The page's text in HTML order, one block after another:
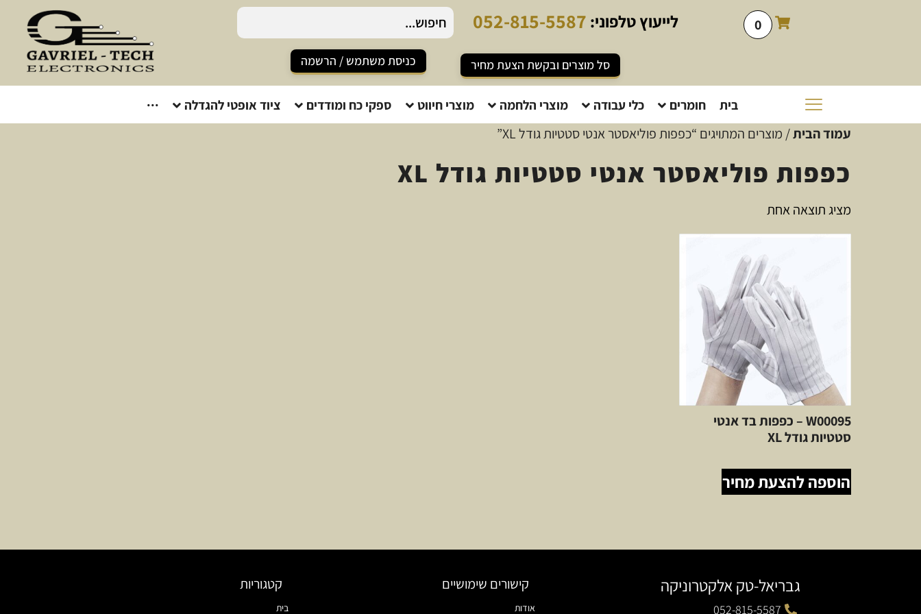
0 לייעוץטלפוני: 052-815-5587
סל מוצרים ובקשת הצעת מחיר כניסת משתמש / הרשמה
בית חומרים כלי עבודה מוצרי הלחמה מוצרי חיווט ספקי כח ומודדים ציוד אופטי להגדלה ···
עמוד הבית/ מוצרים המתויגים “כפפות פוליאסטר אנטי סטטיות גודל XL”
כפפות פוליאסטר אנטי סטטיות גודל XL
מציג תוצאה אחת
W00095 – כפפות בד אנטי
סטטיות גודל XL
הוספה להצעת מחיר
גבריאל-טק אלקטרוניקה
052-815-5587
קישורים שימושיים
אודות
קטגוריות
בית